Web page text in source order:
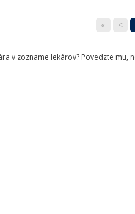
« <
v zozname lekárov? Povedzte